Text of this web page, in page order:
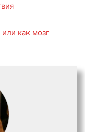
как мозг